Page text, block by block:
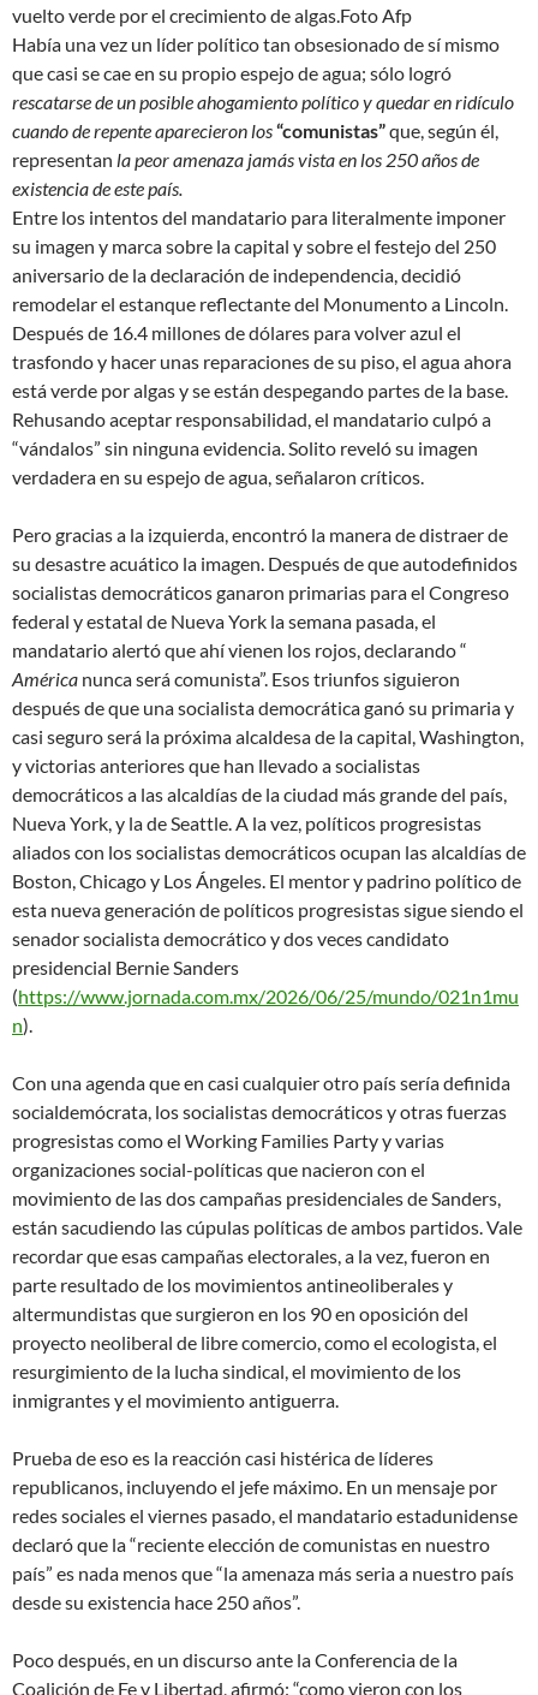
vuelto verde por el crecimiento de algas.Foto Afp
Había una vez un líder político tan obsesionado de sí mismo
que casi se cae en su propio espejo de agua; sólo logró
rescatarse de un posible ahogamiento político y quedar en ridículo
cuando de repente aparecieron los“comunistas”que, según él,
representan la peor amenaza jamás vista en los 250 años de
existencia de este país.
Entre los intentos del mandatario para literalmente imponer
su imagen y marca sobre la capital y sobre el festejo del 250
aniversario de la declaración de independencia, decidió
remodelar el estanque reflectante del Monumento a Lincoln.
Después de 16.4 millones de dólares para volver azul el
trasfondo y hacer unas reparaciones de su piso, el agua ahora
está verde por algas y se están despegando partes de la base.
Rehusando aceptar responsabilidad, el mandatario culpó a
“vándalos” sin ninguna evidencia. Solito reveló su imagen
verdadera en su espejo de agua, señalaron críticos.
Pero gracias a la izquierda, encontró la manera de distraer de
su desastre acuático la imagen. Después de que autodefinidos
socialistas democráticos ganaron primarias para el Congreso
federal y estatal de Nueva York la semana pasada, el
mandatario alertó que ahí vienen los rojos, declarando “
América nunca será comunista”. Esos triunfos siguieron
después de que una socialista democrática ganó su primaria y
casi seguro será la próxima alcaldesa de la capital, Washington,
y victorias anteriores que han llevado a socialistas
democráticos a las alcaldías de la ciudad más grande del país,
Nueva York, y la de Seattle. A la vez, políticos progresistas
aliados con los socialistas democráticos ocupan las alcaldías de
Boston, Chicago y Los Ángeles. El mentor y padrino político de
esta nueva generación de políticos progresistas sigue siendo el
senador socialista democrático y dos veces candidato
presidencial Bernie Sanders
(https://www.jornada.com.mx/2026/06/25/mundo/021n1mu
n).
Con una agenda que en casi cualquier otro país sería definida
socialdemócrata, los socialistas democráticos y otras fuerzas
progresistas como el Working Families Party y varias
organizaciones social-políticas que nacieron con el
movimiento de las dos campañas presidenciales de Sanders,
están sacudiendo las cúpulas políticas de ambos partidos. Vale
recordar que esas campañas electorales, a la vez, fueron en
parte resultado de los movimientos antineoliberales y
altermundistas que surgieron en los 90 en oposición del
proyecto neoliberal de libre comercio, como el ecologista, el
resurgimiento de la lucha sindical, el movimiento de los
inmigrantes y el movimiento antiguerra.
Prueba de eso es la reacción casi histérica de líderes
republicanos, incluyendo el jefe máximo. En un mensaje por
redes sociales el viernes pasado, el mandatario estadunidense
declaró que la “reciente elección de comunistas en nuestro
país” es nada menos que “la amenaza más seria a nuestro país
desde su existencia hace 250 años”.
Poco después, en un discurso ante la Conferencia de la
Coalición de Fe y Libertad, afirmó: “como vieron con los